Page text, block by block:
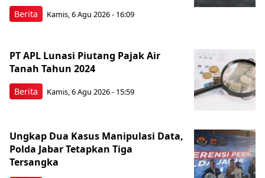
Berita Kamis, 6 Agu 2026 - 16:09
Berita
PT APL Lunasi Piutang Pajak Air
Tanah Tahun 2024
Kamis, 6 Agu 2026 - 15:59
Ungkap Dua Kasus Manipulasi Data,
Polda Jabar Tetapkan Tiga
Tersangka